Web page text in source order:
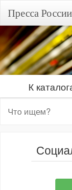
Пресса России
К